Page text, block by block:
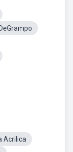
Acrilica